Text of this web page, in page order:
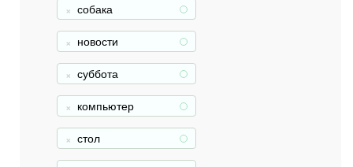
собака +
новости +
суббота +
компьютер +
стол +